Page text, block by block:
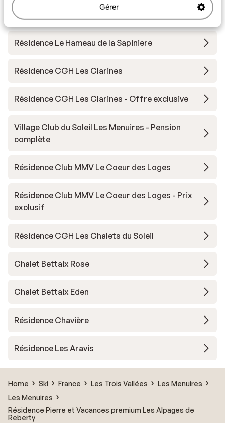
Gérer
Résidence Pierre et Vacances Aconit
Résidence Le Hameau de la Sapiniere
Résidence CGH Les Clarines
Résidence CGH Les Clarines - Offre exclusive
Village Club du Soleil Les Menuires - Pension
complète
Résidence Club MMV Le Coeur des Loges
Résidence Club MMV Le Coeur des Loges - Prix
exclusif
Résidence CGH Les Chalets du Soleil
Chalet Bettaix Rose
Chalet Bettaix Eden
Résidence Chavière
Résidence Les Aravis
Home Ski France Les Trois Vallées
Les Menuires
Les Menuires
Résidence Pierre et Vacances premium Les Alpages de
Reberty